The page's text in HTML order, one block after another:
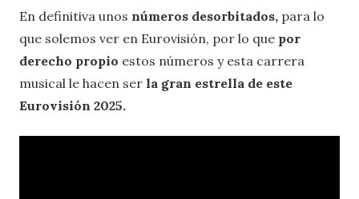
En definitiva unos números desorbitados, para lo
que solemos ver en Eurovisión, por lo que por
derecho propio estos números y esta carrera
musical le hacen ser la gran estrella de este
Eurovisión 2025.